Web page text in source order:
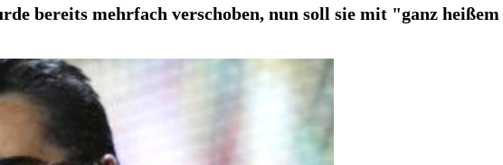
bereits mehrfach verschoben, nun soll sie mit "ganz